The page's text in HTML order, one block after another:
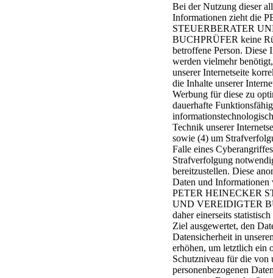
Bei der Nutzung dieser
Informationen zieht die
STEUERBERATER
BUCHPRÜFER keine
betroffene Person. Diese
werden vielmehr
unserer Internetseite
die Inhalte unserer
Werbung für diese zu
dauerhafte
Technik unserer
sowie (4) um
Falle eines
Strafverfolgung
bereitzustellen. Diese
Daten und Informationen
PETER HEINECKER
UND VEREIDIGTER
daher einerseits
Ziel ausgewertet, den
Datensicherheit in
erhöhen, um letztlich ein
Schutzniveau für die von
personenbezogenen